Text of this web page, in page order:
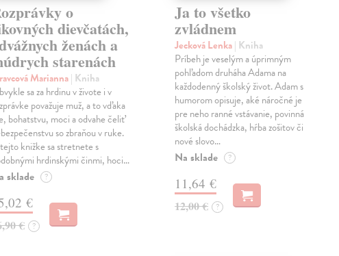
o
dievčatách,
ženách a
starenách
Marianna| Kniha
sa za hrdinu v živote i v
považuje muž, a to vďaka
bohatstvu, moci a odvahe čeliť
so zbraňou v ruke.
knižke sa stretnete s
hrdinskými činmi, hoci…
sklade ?
€
€ ?
Ja to všetko
zvládnem
Jecková Lenka| Kniha
Príbeh je veselým a úprimným
pohľadom druháha Adama na
každodenný školský život. Adam s
humorom opisuje, aké náročné je
pre neho ranné vstávanie, povinná
školská dochádzka, hŕba zošitov či
nové slovo…
Na sklade ?
11,64 €
12,00 € ?